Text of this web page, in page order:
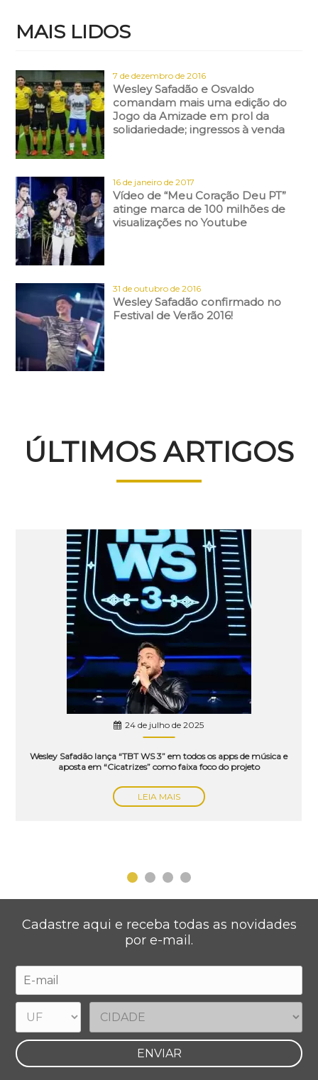
MAIS LIDOS
7 de dezembro de 2016
Wesley Safadão e Osvaldo
comandam mais uma edição do
Jogo da Amizade em prol da
solidariedade; ingressos à venda
16 de janeiro de 2017
Vídeo de “Meu Coração Deu PT”
atinge marca de 100 milhões de
visualizações no Youtube
31 de outubro de 2016
Wesley Safadão confirmado no
Festival de Verão 2016!
ÚLTIMOS ARTIGOS
24 de julho de 2025
Wesley Safadão lança “TBT WS 3” em todos os apps de música e
aposta em “Cicatrizes” como faixa foco do projeto
LEIA MAIS
Cadastre aqui e receba todas as novidades
por e-mail.